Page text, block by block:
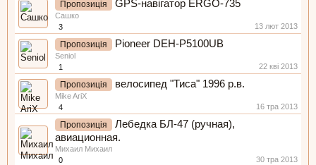
Пропозиція GPS-навігатор ERGO-735
Сашко
3
13 лют 2013
Пропозиція Pioneer DEH-P5100UB
Seniol
1
22 кві 2013
Пропозиція велосипед "Тиса" 1996 р.в.
Mike AriX
4
16 тра 2013
Пропозиція
Лебедка БЛ-47 (ручная),
авиационная.
Михаил Михаил
0
30 тра 2013